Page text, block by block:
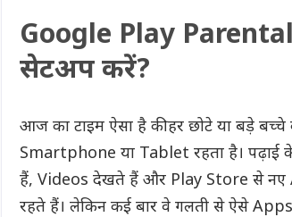
Google Play
सेटअप करें?
आज का टाइम ऐसा है की हर छोटे या बड़े
Smartphone या Tablet रहता है।
हैं, Videos देखते हैं और Play Store से
रहते हैं। लेकिन कई बार वे गलती से ऐसे